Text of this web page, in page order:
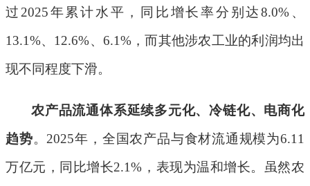
过 2025年累计水平，同比增长率分别达8.0% 、
13.1%、 12.6%、 6.1%，而其他涉农工业的利润均出
现不同程度下滑。
农产品流通体系延续多元化、冷链化、电商化
趋势。 2025年， 全国农产品与食材流通规模为6.11
万亿元，同比增长2.1% ，表现为温和增长。虽然农